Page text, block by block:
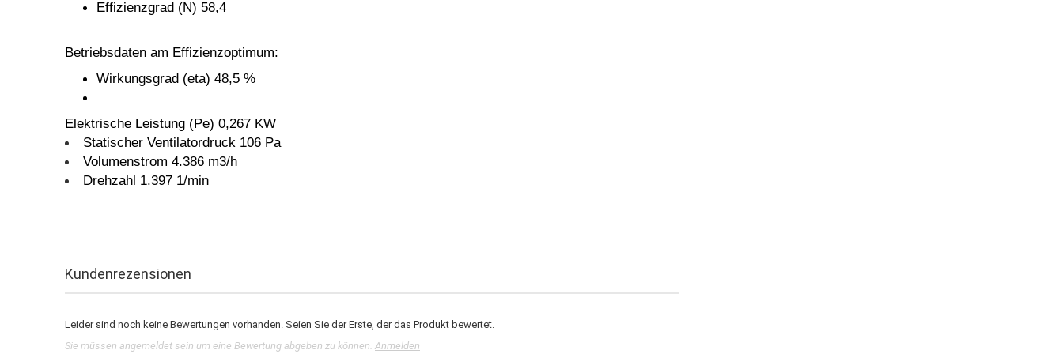
Effizienzgrad (N) 58,4
Betriebsdaten am Effizienzoptimum:
Wirkungsgrad (eta) 48,5 %
Elektrische Leistung (Pe) 0,267 KW
Statischer Ventilatordruck 106 Pa
Volumenstrom 4.386 m3/h
Drehzahl 1.397 1/min
Kundenrezensionen
Leider sind noch keine Bewertungen vorhanden. Seien Sie der Erste, der das Produkt bewertet.
Sie müssen angemeldet sein um eine Bewertung abgeben zu können. Anmelden